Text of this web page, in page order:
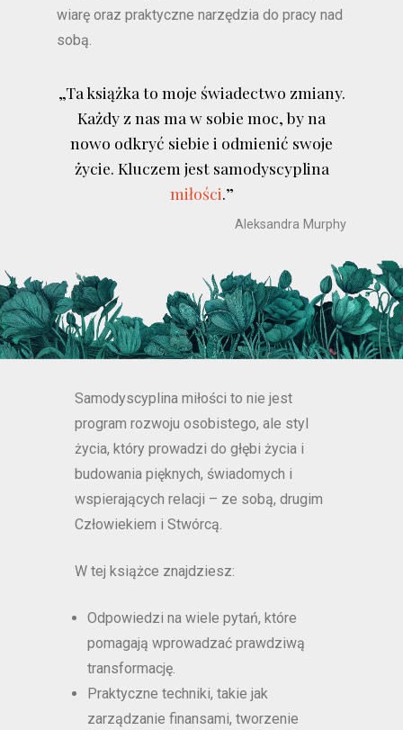
wiarę oraz praktyczne narzędzia do pracy nad
sobą.
„Ta książka to moje świadectwo zmiany.
Każdy z nas ma w sobie moc, by na
nowo odkryć siebie i odmienić swoje
życie. Kluczem jest samodyscyplina
miłości.”
Aleksandra Murphy
Samodyscyplina miłości to nie jest
program rozwoju osobistego, ale styl
życia, który prowadzi do głębi życia i
budowania pięknych, świadomych i
wspierających relacji – ze sobą, drugim
Człowiekiem i Stwórcą.
W tej książce znajdziesz:
Odpowiedzi na wiele pytań, które
pomagają wprowadzać prawdziwą
transformację.
Praktyczne techniki, takie jak
zarządzanie finansami, tworzenie